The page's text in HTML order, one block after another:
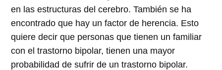
en las estructuras del cerebro. También se ha
encontrado que hay un factor de herencia. Esto
quiere decir que personas que tienen un familiar
con el trastorno bipolar, tienen una mayor
probabilidad de sufrir de un trastorno bipolar.